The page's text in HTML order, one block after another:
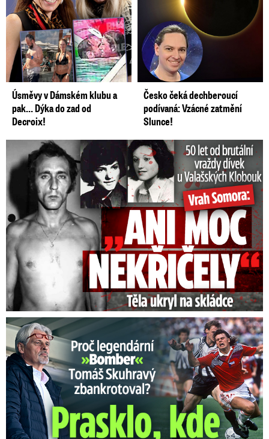
Úsměvy v Dámském klubu a
pak… Dýka do zad od
Decroix!
Česko čeká dechberoucí
podívaná: Vzácné zatmění
Slunce!
50 let od běsnění Somory: Těla dívek vrah ukryl na skládce
Proč Skuhravý zbankrotoval? Prasklo, kde dluží miliony!